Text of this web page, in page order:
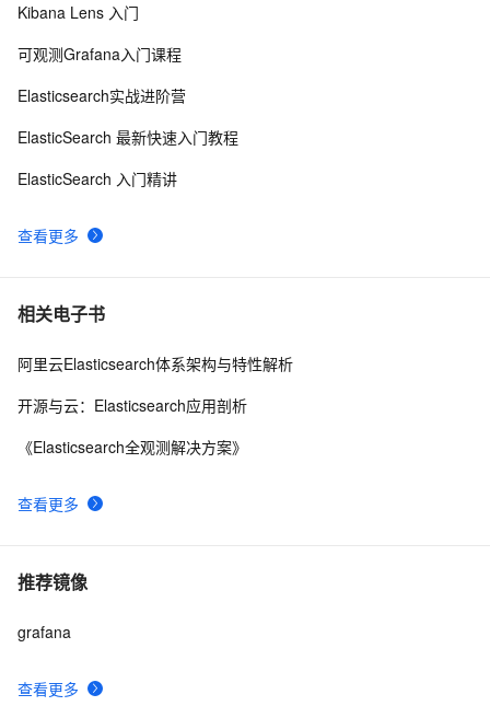
10阿里云Elasticsearch可观测性线上工作坊开课啦，还能免
查看更多
Kibana Lens 入门
可观测Grafana入门课程
Elasticsearch实战进阶营
ElasticSearch 最新快速入门教程
ElasticSearch 入门精讲
相关电子书
查看更多
阿里云Elasticsearch体系架构与特性解析
开源与云：Elasticsearch应用剖析
《Elasticsearch全观测解决方案》
推荐镜像
查看更多
grafana